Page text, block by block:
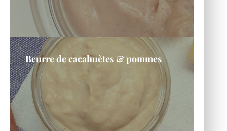
Beurre de cacahuètes & pommes